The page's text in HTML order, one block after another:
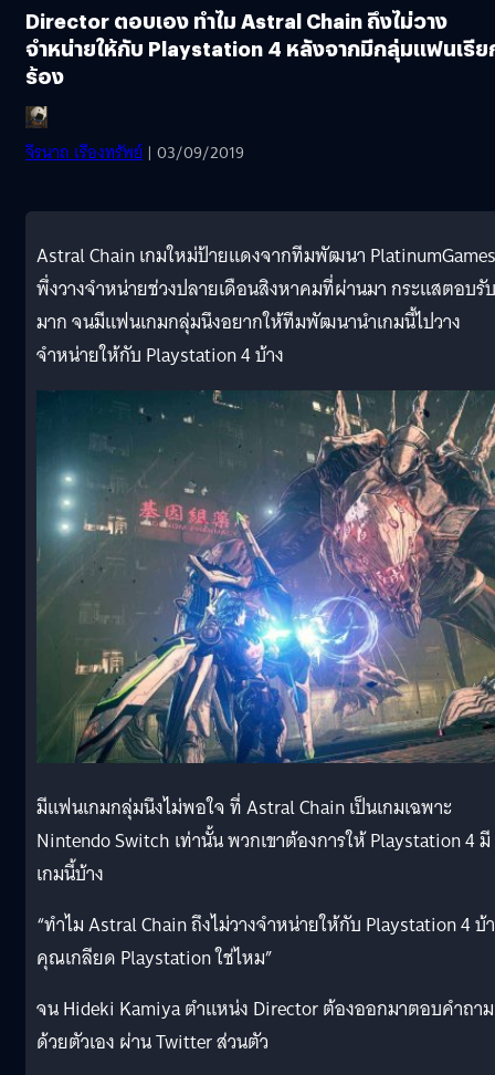
Director ตอบเอง ทำไม Astral Chain ถึงไม่วาง
จำหน่ายให้กับ Playstation 4 หลังจากมีกลุ่มแฟนเรีย
ร้อง
จีรนาถ เรืองทรัพย์ | 03/09/2019
Astral Chain เกมใหม่ป้ายแดงจากทีมพัฒนา PlatinumGames
พึ่งวางจำหน่ายช่วงปลายเดือนสิงหาคมที่ผ่านมา กระแสตอบรั
มาก จนมีแฟนเกมกลุ่มนึงอยากให้ทีมพัฒนานำเกมนี้ไปวาง
จำหน่ายให้กับ Playstation 4 บ้าง
มีแฟนเกมกลุ่มนึงไม่พอใจ ที่ Astral Chain เป็นเกมเฉพาะ
Nintendo Switch เท่านั้น พวกเขาต้องการให้ Playstation 4 มี
เกมนี้บ้าง
“ทำไม Astral Chain ถึงไม่วางจำหน่ายให้กับ Playstation 4 บ้
คุณเกลียด Playstation ใช่ไหม”
จน Hideki Kamiya ตำแหน่ง Director ต้องออกมาตอบคำถาม
ด้วยตัวเอง ผ่าน Twitter ส่วนตัว